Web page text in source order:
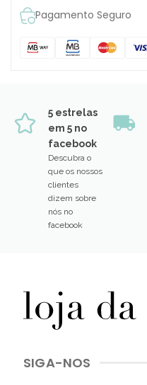
Pagamento Seguro
5 estrelas
em 5 no
facebook
Descubra o
que os nossos
clientes
dizem sobre
nós no
facebook
SIGA-NOS